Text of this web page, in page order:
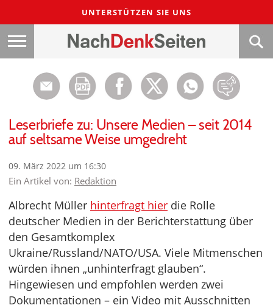
UNTERSTÜTZEN SIE UNS
Leserbriefe zu: Unsere Medien – seit 2014
auf seltsame Weise umgedreht
09. März 2022 um 16:30
Ein Artikel von: Redaktion
Albrecht Müller hinterfragt hier die Rolle
deutscher Medien in der Berichterstattung über
den Gesamtkomplex
Ukraine/Russland/NATO/USA. Viele Mitmenschen
würden ihnen „unhinterfragt glauben“.
Hingewiesen und empfohlen werden zwei
Dokumentationen – ein Video mit Ausschnitten